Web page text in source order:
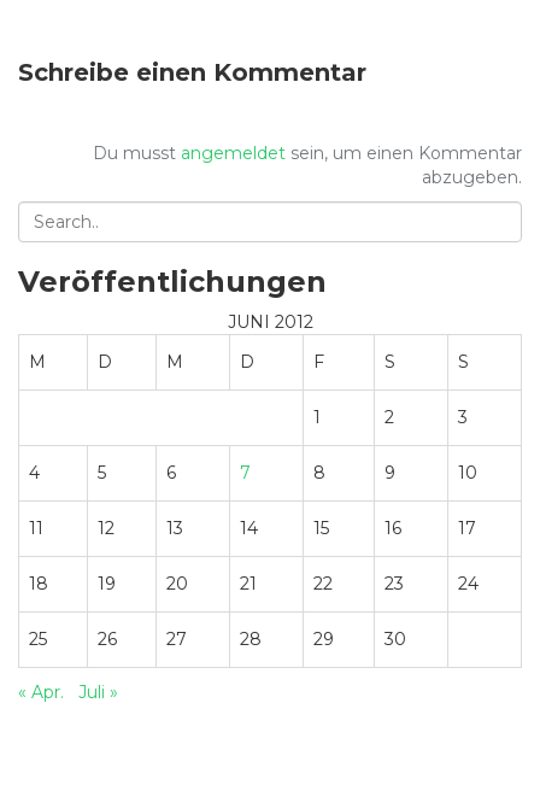
Schreibe einen Kommentar
Du musst angemeldet sein, um einen Kommentar
abzugeben.
Veröffentlichungen
JUNI 2012
M
D M D F S S
1 2 3
4 5 6 7 8 9 10
11 12 13 14 15 16 17
18 19 20 21 22 23 24
25 26 27 28 29 30
« Apr. Juli »